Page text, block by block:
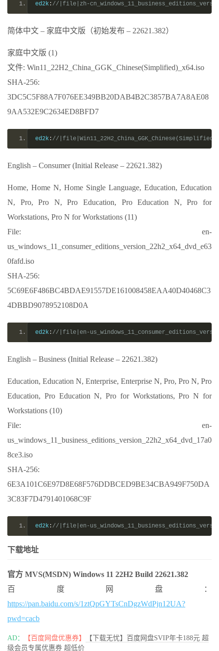
ed2k : //|file|zh-
简体中文 – 家庭中文版（初始发布 – 22621.382）
家庭中文版 (1)
文件: Win11_22H2_China_GGK_Chinese(Simplified)_x64.iso
SHA-256:
3DC5C5F88A7F076EE349BB20DAB4B2C3857BA7A8AE08
9AA532E9C2634ED8BFD7
ed2k : //
English – Consumer (Initial Release – 22621.382)
Home, Home N, Home Single Language, Education, Education
N, Pro, Pro N, Pro Education, Pro Education N, Pro for
Workstations, Pro N for Workstations (11)
File: en-
us_windows_11_consumer_editions_version_22h2_x64_dvd_e63
0fafd.iso
SHA-256:
5C69E6F486BC4BDAE91557DE161008458EAA40D40468C3
4DBBD9078952108D0A
ed2k : //|file|en-
English – Business (Initial Release – 22621.382)
Education, Education N, Enterprise, Enterprise N, Pro, Pro N, Pro
Education, Pro Education N, Pro for Workstations, Pro N for
Workstations (10)
File: en-
us_windows_11_business_editions_version_22h2_x64_dvd_17a0
8ce3.iso
SHA-256:
6E3A101C6E97D8E68F576DDBCED9BE34CBA949F750DA
3C83F7D4791401068C9F
ed2k : //|file|en-
下载地址
官方 MVS(MSDN) Windows 11 22H2 Build 22621.382
百度网盘：
https://pan.baidu.com/s/1ztQpGYTsCnDgzWdPjn12UA?
pwd=cacb
AD： 【百度网盘优惠券】
【下载无忧】百度网盘SVIP年卡188元 超
级会员专属优惠券 超低价